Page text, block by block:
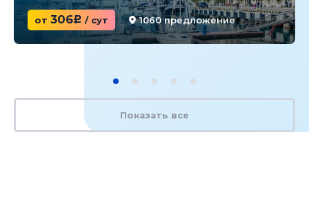
от 306c / сут 1060 предложение
Показать все